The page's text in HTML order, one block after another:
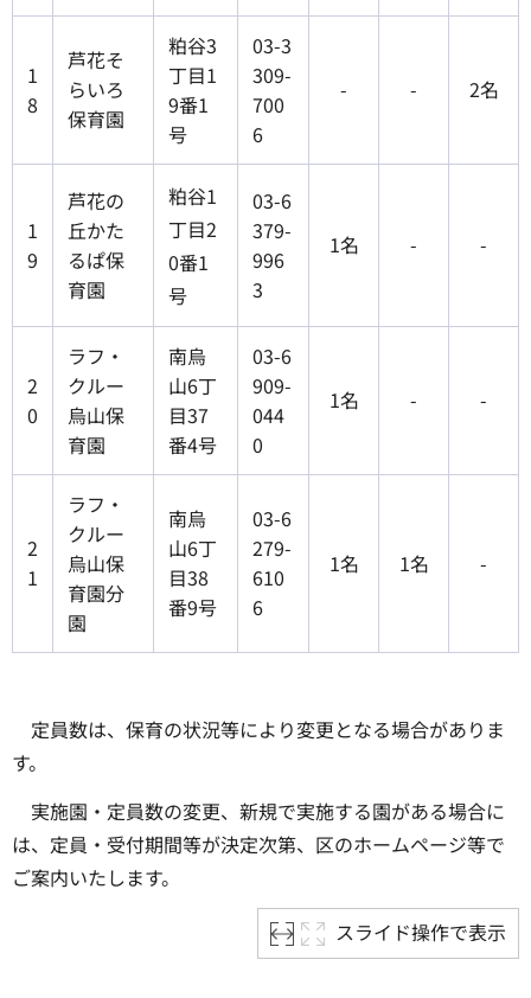
1
8
芦花そ
らいろ
保育園
粕谷3
丁目1
9番1
号
03-3
309-
700
6
- - 2名
1
9
芦花の
丘かた
るぱ保
育園
粕谷1
丁目2
0番1
号
03-6
379-
996
3
1名 - -
2
0
ラフ・
クルー
烏山保
育園
南烏
山6丁
目37
番4号
03-6
909-
044
0
1名 - -
2
1
ラフ・
クルー
烏山保
育園分
園
南烏
山6丁
目38
番9号
03-6
279-
610
6
1名 1名 -
定員数は、保育の状況等により変更となる場合がありま
す。
実施園・定員数の変更、新規で実施する園がある場合に
は、定員・受付期間等が決定次第、区のホームページ等で
ご案内いたします。
スライド操作で表示